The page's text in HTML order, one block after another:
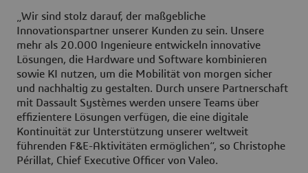
„Wir sind stolz darauf, der maßgebliche
Innovationspartner unserer Kunden zu sein. Unsere
mehr als 20.000 Ingenieure entwickeln innovative
Lösungen, die Hardware und Software kombinieren
sowie KI nutzen, um die Mobilität von morgen sicher
und nachhaltig zu gestalten. Durch unsere Partnerschaft
mit Dassault Systèmes werden unsere Teams über
effizientere Lösungen verfügen, die eine digitale
Kontinuität zur Unterstützung unserer weltweit
führenden F&E-Aktivitäten ermöglichen“, so Christophe
Périllat, Chief Executive Officer von Valeo.